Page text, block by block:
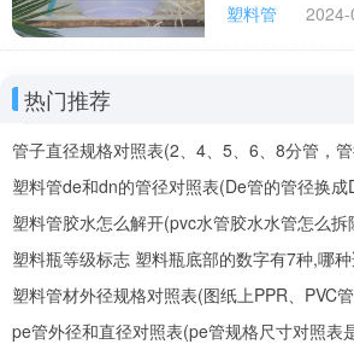
塑料管
热门推荐
管子直径规格对照表(2、4、5、6、8分管，
塑料管de和dn的管径对照表(De管的管径换成
De、DN是什么意思？)
塑料管胶水怎么解开(pvc水管胶水水管怎么
塑料瓶等级标志 塑料瓶底部的数字有7种,哪
塑料管材外径规格对照表(图纸上PPR、PVC
pe管外径和直径对照表(pe管规格尺寸对照表